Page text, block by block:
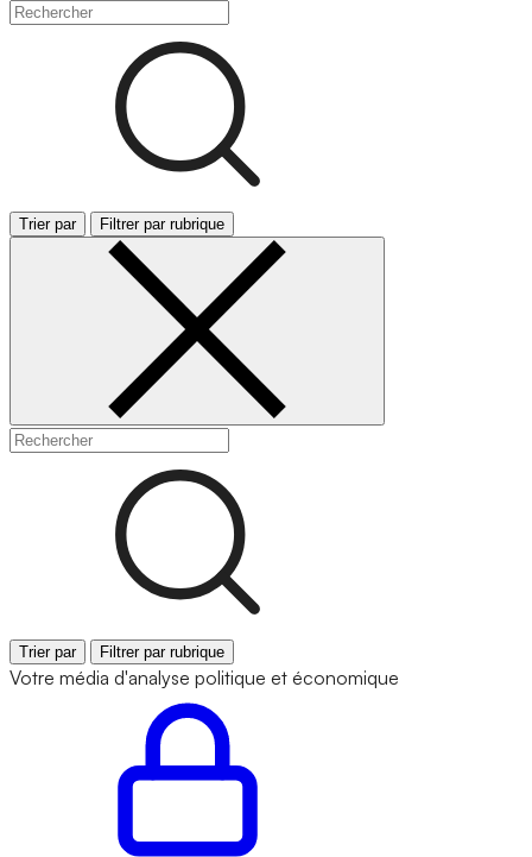
Trier par Filtrer par rubrique
Trier par Filtrer par rubrique
Votre média d'analyse politique et économique